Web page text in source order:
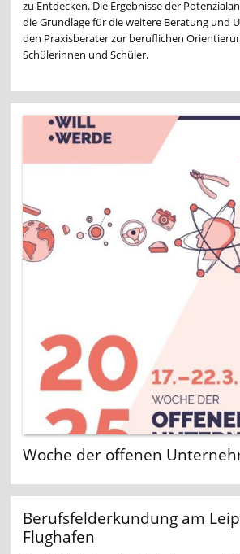
zu Entdecken. Die Ergebnisse der
die Grundlage für die weitere Beratung und
den Praxisberater zur beruflichen
Schülerinnen und Schüler.
Woche der offenen
Berufsfelderkundung am
Flughafen